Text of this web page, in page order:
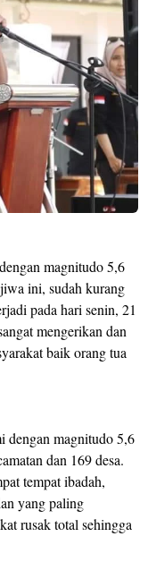
magnitudo 5,6
ini, sudah kurang
pada hari senin, 21
mengerikan dan
baik orang tua
dengan magnitudo 5,6
dan 169 desa.
tempat ibadah,
yang paling
rusak total sehingga